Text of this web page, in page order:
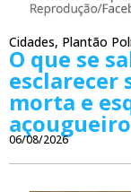
Cidades, Plantão
O que se
esclarecer
morta e
06/08/2026